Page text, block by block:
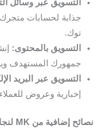
التسويق عبر وسائل
جذابة لحسابات متجرك
توك.
التسويق بالمحتوى:
جمهورك المستهدف
التسويق عبر البريد
إخبارية وعروض
نصائح إضافية من MK لنجاح متجرك في سلة: